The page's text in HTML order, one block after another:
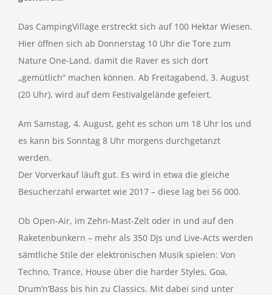
Das CampingVillage erstreckt sich auf 100 Hektar Wiesen.
Hier öffnen sich ab Donnerstag 10 Uhr die Tore zum
Nature One-Land, damit die Raver es sich dort
„gemütlich“ machen können. Ab Freitagabend, 3. August
(20 Uhr), wird auf dem Festivalgelände gefeiert.
Am Samstag, 4. August, geht es schon um 18 Uhr los und
es kann bis Sonntag 8 Uhr morgens durchgetanzt
werden.
Der Vorverkauf läuft gut. Es wird in etwa die gleiche
Besucherzahl erwartet wie 2017 – diese lag bei 56 000.
Ob Open-Air, im Zehn-Mast-Zelt oder in und auf den
Raketenbunkern – mehr als 350 DJs und Live-Acts werden
sämtliche Stile der elektronischen Musik spielen: Von
Techno, Trance, House über die harder Styles, Goa,
Drum’n’Bass bis hin zu Classics. Mit dabei sind unter